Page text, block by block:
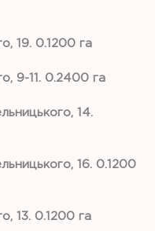
19. 0.1200 га
9-11. 0.2400 га
14.
16. 0.1200
13. 0.1200 га